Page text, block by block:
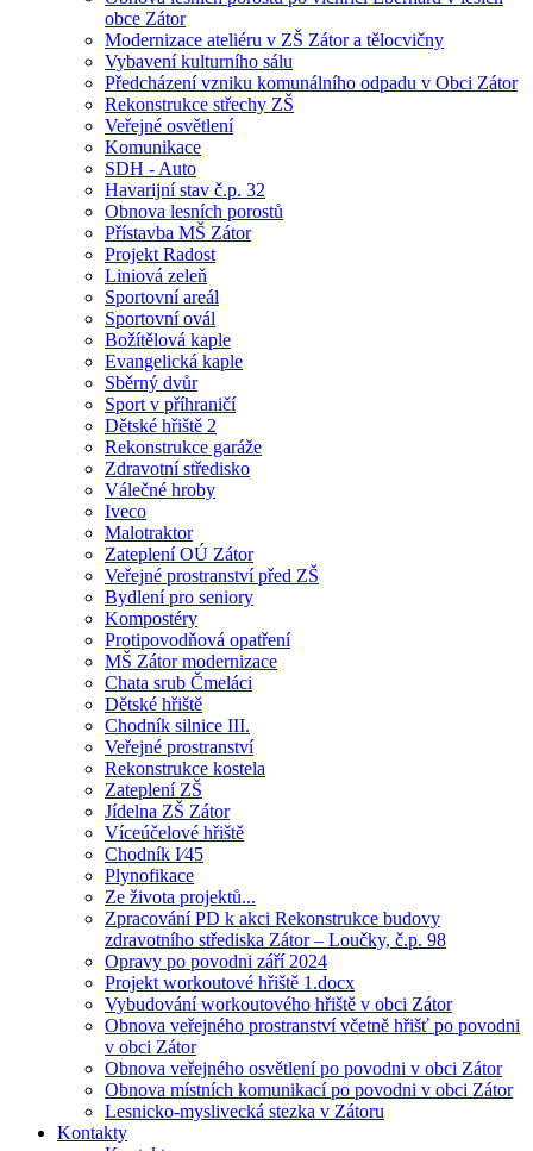
obce Zátor
Modernizace ateliéru v ZŠ Zátor a tělocvičny
Vybavení kulturního sálu
Předcházení vzniku komunálního odpadu v Obci Zátor
Rekonstrukce střechy ZŠ
Veřejné osvětlení
Komunikace
SDH - Auto
Havarijní stav č.p. 32
Obnova lesních porostů
Přístavba MŠ Zátor
Projekt Radost
Liniová zeleň
Sportovní areál
Sportovní ovál
Božítělová kaple
Evangelická kaple
Sběrný dvůr
Sport v příhraničí
Dětské hřiště 2
Rekonstrukce garáže
Zdravotní středisko
Válečné hroby
Iveco
Malotraktor
Zateplení OÚ Zátor
Veřejné prostranství před ZŠ
Bydlení pro seniory
Kompostéry
Protipovodňová opatření
MŠ Zátor modernizace
Chata srub Čmeláci
Dětské hřiště
Chodník silnice III.
Veřejné prostranství
Rekonstrukce kostela
Zateplení ZŠ
Jídelna ZŠ Zátor
Víceúčelové hřiště
Chodník I⁄45
Plynofikace
Ze života projektů...
Zpracování PD k akci Rekonstrukce budovy
zdravotního střediska Zátor – Loučky, č.p. 98
Opravy po povodni září 2024
Projekt workoutové hřiště 1.docx
Vybudování workoutového hřiště v obci Zátor
Obnova veřejného prostranství včetně hřišť po povodni
v obci Zátor
Obnova veřejného osvětlení po povodni v obci Zátor
Obnova místních komunikací po povodni v obci Zátor
Lesnicko-myslivecká stezka v Zátoru
Kontakty